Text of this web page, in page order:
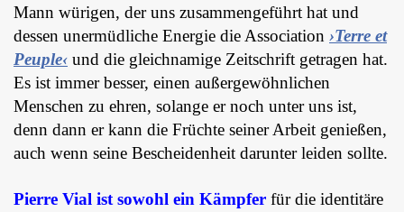
Mann würigen, der uns zusammengeführt hat und
dessen unermüdliche Energie die Association ›Terre et
Peuple‹ und die gleichnamige Zeitschrift getragen hat.
Es ist immer besser, einen außergewöhnlichen
Menschen zu ehren, solange er noch unter uns ist,
denn dann er kann die Früchte seiner Arbeit genießen,
auch wenn seine Bescheidenheit darunter leiden sollte.
Pierre Vial ist sowohl ein Kämpfer für die identitäre